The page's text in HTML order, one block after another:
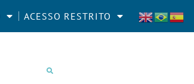
ACESSO RESTRITO